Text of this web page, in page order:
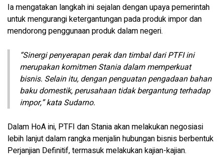
Ia mengatakan langkah ini sejalan dengan upaya pemerintah
untuk mengurangi ketergantungan pada produk impor dan
mendorong penggunaan produk dalam negeri.
“Sinergi penyerapan perak dan timbal dari PTFI ini
merupakan komitmen Stania dalam memperkuat
bisnis. Selain itu, dengan penguatan pengadaan bahan
baku domestik, perusahaan tidak bergantung terhadap
impor,” kata Sudarno.
Dalam HoA ini, PTFI dan Stania akan melakukan negosiasi
lebih lanjut dalam rangka menjalin hubungan bisnis berbentuk
Perjanjian Definitif, termasuk melakukan kajian-kajian.